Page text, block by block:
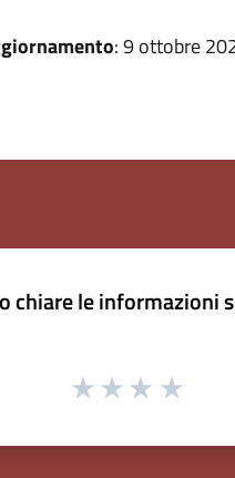
: 9 ottobre
chiare le informazioni